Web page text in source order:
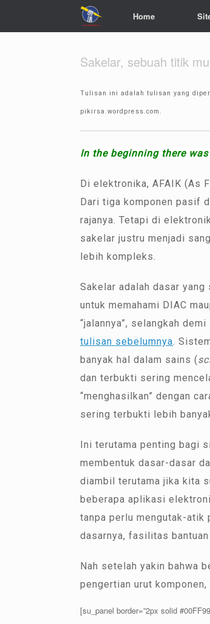
Home
Sakelar, sebuah titik
Tulisan ini adalah tulisan yang
pikirsa.wordpress.com.
In the beginning there
Di elektronika, AFAIK (As
Dari tiga komponen pasif
rajanya. Tetapi di
sakelar justru menjadi
lebih kompleks.
Sakelar adalah dasar
untuk memahami DIAC
“jalannya”, selangkah
tulisan sebelumnya.
banyak hal dalam sains (
dan terbukti sering
“menghasilkan” dengan
sering terbukti lebih
Ini terutama penting bagi
membentuk dasar-dasar
diambil terutama jika kita
beberapa aplikasi
tanpa perlu mengutak-atik
dasarnya, fasilitas
Nah setelah yakin bahwa
pengertian urut
[su_panel border=”2px solid